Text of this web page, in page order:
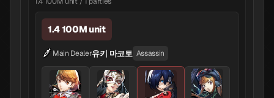
1.4 100M unit
Main Dealer유키 마코토 Assassin